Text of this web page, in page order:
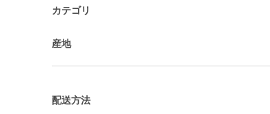
カテゴリ
産地
配送方法